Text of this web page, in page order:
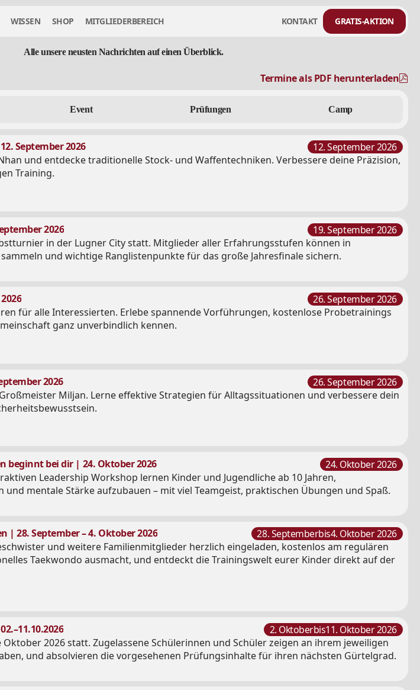
WISSEN SHOP MITGLIEDERBEREICH KONTAKT GRATIS-AKTION
Alle unsere neusten Nachrichten auf einen Überblick.
Termine als PDF herunterladen
Event Prüfungen Camp
September 2026
12. September 2026
und entdecke traditionelle Stock- und Waffentechniken. Verbessere deine Präzision,
Training.
2026
19. September 2026
in der Lugner City statt. Mitglieder aller Erfahrungsstufen können in
und wichtige Ranglistenpunkte für das große Jahresfinale sichern.
26. September 2026
für alle Interessierten. Erlebe spannende Vorführungen, kostenlose Probetrainings
ganz unverbindlich kennen.
2026
26. September 2026
Miljan. Lerne effektive Strategien für Alltagssituationen und verbessere dein
beginnt bei dir | 24. Oktober 2026
24. Oktober 2026
Leadership Workshop lernen Kinder und Jugendliche ab 10 Jahren,
mentale Stärke aufzubauen – mit viel Teamgeist, praktischen Übungen und Spaß.
28. September – 4. Oktober 2026 28. Septemberbis4. Oktober 2026
und weitere Familienmitglieder herzlich eingeladen, kostenlos am regulären
Taekwondo ausmacht, und entdeckt die Trainingswelt eurer Kinder direkt auf der
2. Oktoberbis11. Oktober 2026
2026 statt. Zugelassene Schülerinnen und Schüler zeigen an ihrem jeweiligen
und absolvieren die vorgesehenen Prüfungsinhalte für ihren nächsten Gürtelgrad.